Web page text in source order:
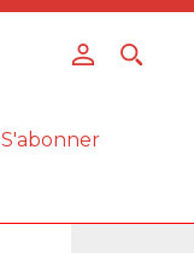
S'abonner